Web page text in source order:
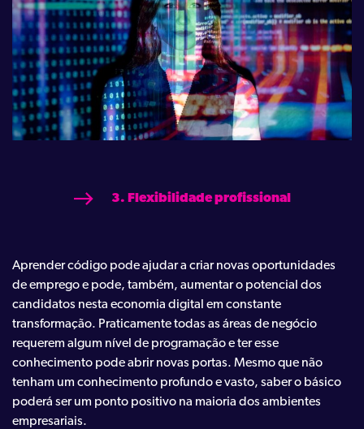
3. Flexibilidade profissional
Aprender código pode ajudar a criar novas oportunidades
de emprego e pode, também, aumentar o potencial dos
candidatos nesta economia digital em constante
transformação. Praticamente todas as áreas de negócio
requerem algum nível de programação e ter esse
conhecimento pode abrir novas portas. Mesmo que não
tenham um conhecimento profundo e vasto, saber o básico
poderá ser um ponto positivo na maioria dos ambientes
empresariais.